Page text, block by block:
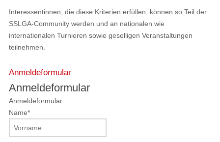
Interessentinnen, die diese Kriterien erfüllen, können so Teil der
SSLGA-Community werden und an nationalen wie
internationalen Turnieren sowie geselligen Veranstaltungen
teilnehmen.
Anmeldeformular
Anmeldeformular
Anmeldeformular
Name*